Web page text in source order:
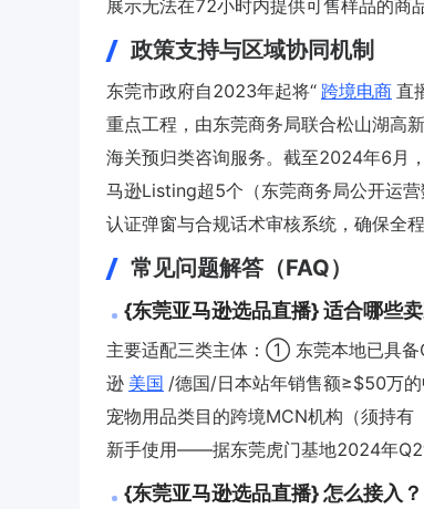
展示无法在72小时内提供可售样品的商
政策支持与区域协同机制
东莞市政府自2023年起将“ 跨境电商 直
重点工程，由东莞商务局联合松山湖高
海关预归类咨询服务。截至2024年6月
马逊Listing超5个（东莞商务局公开运
认证弹窗与合规话术审核系统，确保全
常见问题解答（FAQ）
{东莞亚马逊选品直播} 适合哪些卖
主要适配三类主体：① 东莞本地已具
逊 美国 /德国/日本站年销售额≥$50万
宠物用品类目的跨境MCN机构（须持
新手使用——据东莞虎门基地2024年Q2
{东莞亚马逊选品直播} 怎么接入